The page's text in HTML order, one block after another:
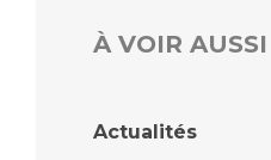
À VOIR AUSSI
Actualités